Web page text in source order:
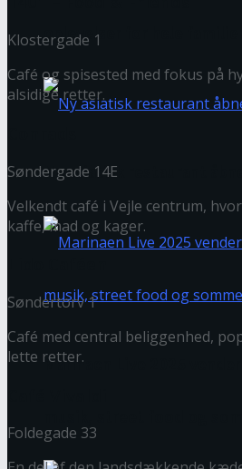
oplevelser for hele familien
Ny asiatisk restaurant
Marinaen Live 2025
Klostergade 1
Café og spisested med fokus på
alsidige retter.
Søndergade 14E
Velkendt café i Vejle centrum,
kaffe, mad og kager.
Søndertorv 1
Café med central beliggenhed,
lette retter.
Foldegade 33